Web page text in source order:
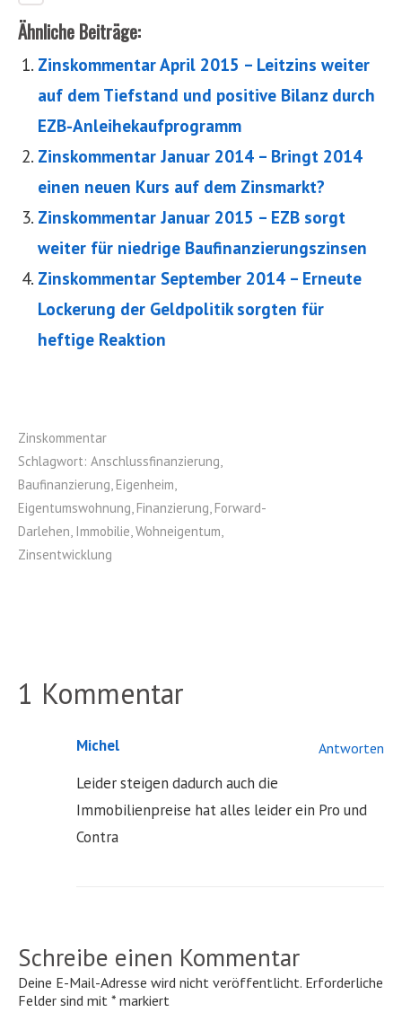
Ähnliche Beiträge:
Zinskommentar April 2015 – Leitzins weiter
auf dem Tiefstand und positive Bilanz durch
EZB-Anleihekaufprogramm
Zinskommentar Januar 2014 – Bringt 2014
einen neuen Kurs auf dem Zinsmarkt?
Zinskommentar Januar 2015 – EZB sorgt
weiter für niedrige Baufinanzierungszinsen
Zinskommentar September 2014 – Erneute
Lockerung der Geldpolitik sorgten für
heftige Reaktion
Zinskommentar
Schlagwort: Anschlussfinanzierung,
Baufinanzierung, Eigenheim,
Eigentumswohnung, Finanzierung, Forward-
Darlehen, Immobilie,Wohneigentum,
Zinsentwicklung
1 Kommentar
Michel Antworten
Leider steigen dadurch auch die
Immobilienpreise hat alles leider ein Pro und
Contra
Schreibe einen Kommentar
Deine E-Mail-Adresse wird nicht veröffentlicht. Erforderliche
Felder sind mit * markiert